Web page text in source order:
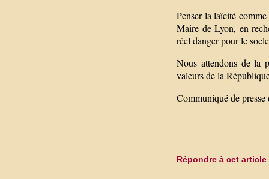
Penser la laïcité
Maire de Lyon, en
réel danger pour le
Nous attendons de la
valeurs de la
Communiqué de
Répondre à cet article